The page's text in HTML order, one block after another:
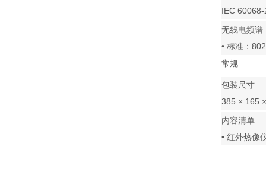
IEC
无线电频谱
• 标准：
常规
包装尺寸
385 × 165
内容清单
• 红外热像